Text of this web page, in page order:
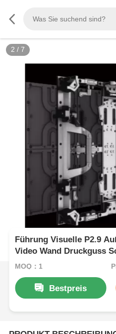
2 / 7
Führung Visuelle P2.9
Video Wand Druckguss
Bühnenanzeige für
MOQ：1
Bestpreis